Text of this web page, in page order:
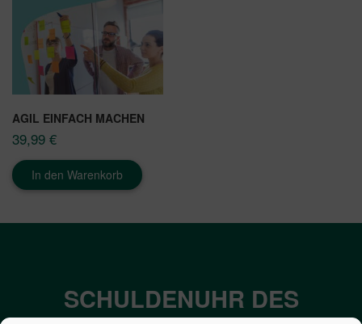
AGIL EINFACH MACHEN
39,99 €
In den Warenkorb
SCHULDENUHR DES